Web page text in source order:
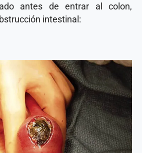
antes de entrar al colon,
intestinal: